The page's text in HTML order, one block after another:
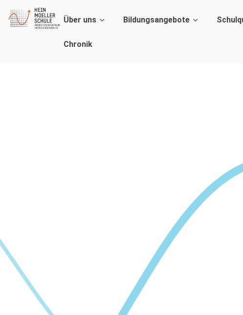
Über uns Bildungsangebote
Chronik